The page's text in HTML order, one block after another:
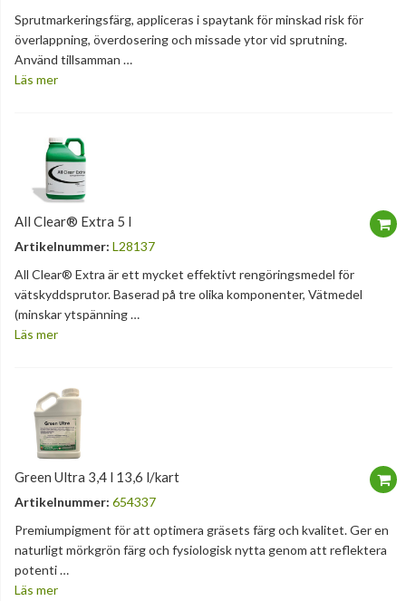
Sprutmarkeringsfärg, appliceras i spaytank för minskad risk för
överlappning, överdosering och missade ytor vid sprutning.
Använd tillsamman …
Läs mer
All Clear® Extra 5 l
Artikelnummer: L28137
All Clear® Extra är ett mycket effektivt rengöringsmedel för
vätskyddsprutor. Baserad på tre olika komponenter, Vätmedel
(minskar ytspänning …
Läs mer
Green Ultra 3,4 l 13,6 l/kart
Artikelnummer: 654337
Premiumpigment för att optimera gräsets färg och kvalitet. Ger en
naturligt mörkgrön färg och fysiologisk nytta genom att reflektera
potenti …
Läs mer